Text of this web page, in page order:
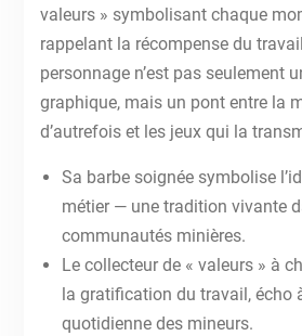
valeurs » symbolisant chaque
rappelant la récompense du
personnage n’est pas seulement
graphique, mais un pont entre la
d’autrefois et les jeux qui la
Sa barbe soignée symbolise
métier — une tradition vivante
communautés minières.
Le collecteur de « valeurs » à
la gratification du travail, écho
quotidienne des mineurs.